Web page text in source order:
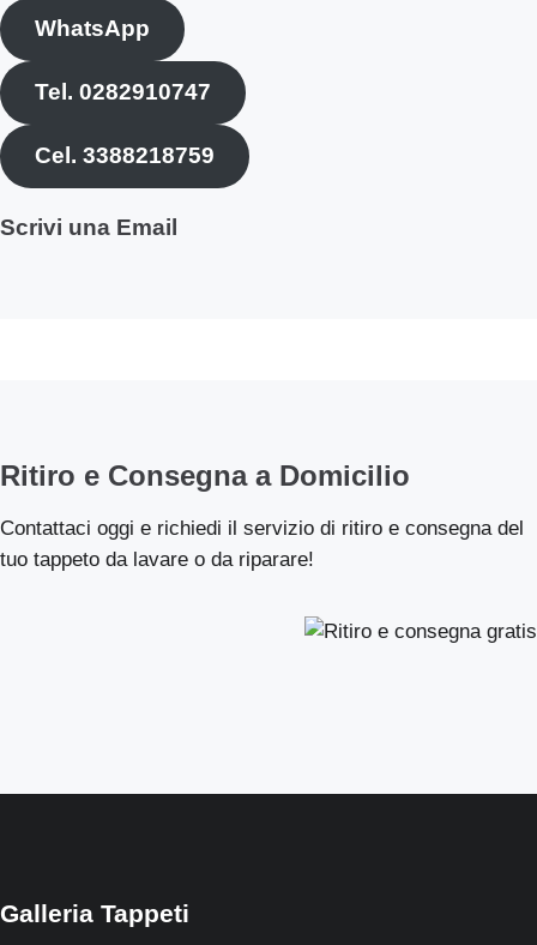
WhatsApp
Tel. 0282910747
Cel. 3388218759
Scrivi una Email
Ritiro e Consegna a Domicilio
Contattaci oggi e richiedi il servizio di ritiro e consegna del
tuo tappeto da lavare o da riparare!
Galleria Tappeti